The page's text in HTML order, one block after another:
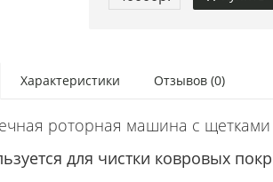
Характеристики Отзывов (0)
роторная машина с щетками
для чистки ковровых